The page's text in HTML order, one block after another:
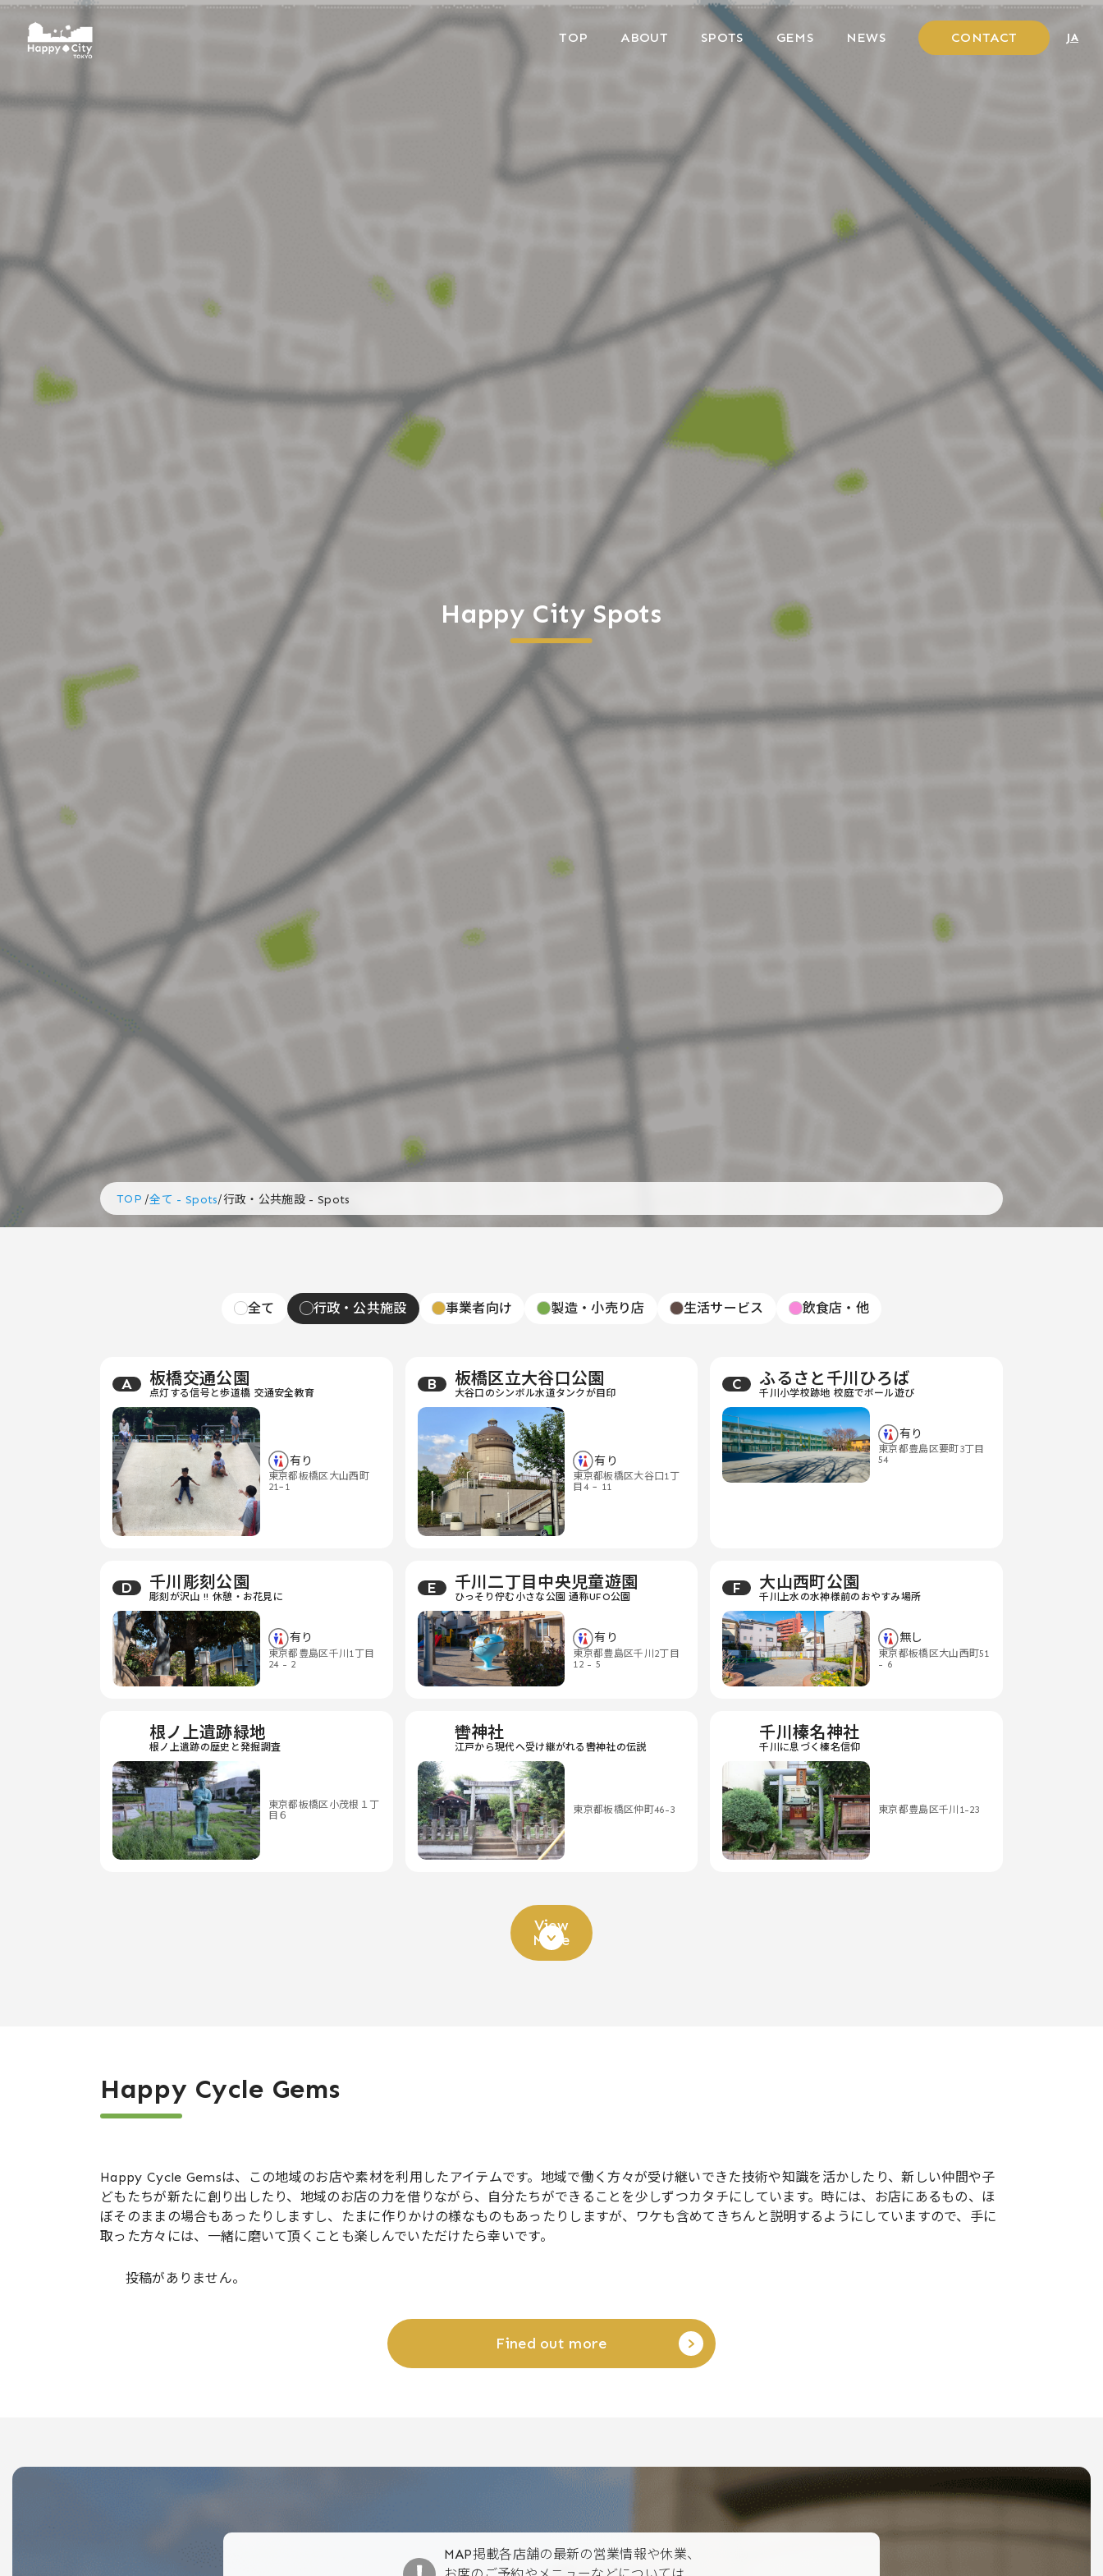
TOP ABOUT SPOTS GEMS NEWS CONTACT JA
Happy City Spots
TOP /全て - Spots/行政・公共施設 - Spots
全て 行政・公共施設 事業者向け 製造・小売り店 生活サービス 飲食店・他
A 板橋交通公園
点灯する信号と歩道橋 交通安全教育
有り
東京都板橋区大山西町
21−1
B 板橋区立大谷口公園
大谷口のシンボル水道タンクが目印
有り
東京都板橋区大谷口1丁
目4 − 11
C ふるさと千川ひろば
千川小学校跡地 校庭でボール遊び
有り
東京都豊島区要町3丁目
54
D 千川彫刻公園
彫刻が沢山 !! 休憩・お花見に
有り
東京都豊島区千川1丁目
24 - 2
E 千川二丁目中央児童遊園
ひっそり佇む小さな公園 通称UFO公園
有り
東京都豊島区千川2丁目
12 - 5
F 大山西町公園
千川上水の水神様前のおやすみ場所
無し
東京都板橋区大山西町51
- 6
根ノ上遺跡緑地
根ノ上遺跡の歴史と発掘調査
東京都板橋区小茂根１丁
目６
轡神社
江戸から現代へ受け継がれる轡神社の伝説
東京都板橋区仲町46-3
千川榛名神社
千川に息づく榛名信仰
東京都豊島区千川1-23
View
More
Happy Cycle Gems
Happy Cycle Gemsは、この地域のお店や素材を利用したアイテムです。地域で働く方々が受け継いできた技術や知識を活かしたり、新しい仲間や子
どもたちが新たに創り出したり、地域のお店の力を借りながら、自分たちができることを少しずつカタチにしています。時には、お店にあるもの、ほ
ぼそのままの場合もあったりしますし、たまに作りかけの様なものもあったりしますが、ワケも含めてきちんと説明するようにしていますので、手に
取った方々には、一緒に磨いて頂くことも楽しんでいただけたら幸いです。
投稿がありません。
Fined out more
MAP掲載各店舗の最新の営業情報や休業、